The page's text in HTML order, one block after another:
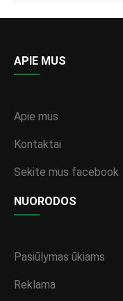
APIE MUS
Apie mus
Kontaktai
Sekite mus facebook
NUORODOS
Pasiūlymas ūkiams
Reklama